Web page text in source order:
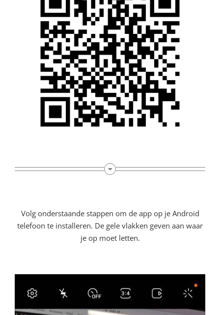
Volg onderstaande stappen om de app op je Android
telefoon te installeren. De gele vlakken geven aan waar
je op moet letten.